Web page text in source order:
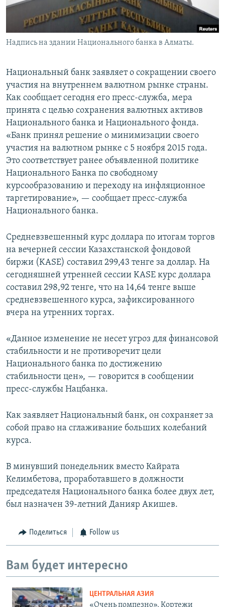
Надпись на здании Национального банка в Алматы.
Национальный банк заявляет о сокращении своего
участия на внутреннем валютном рынке страны.
Как сообщает сегодня его пресс-служба, мера
принята с целью сохранения валютных активов
Национального банка и Национального фонда.
«Банк принял решение о минимизации своего
участия на валютном рынке с 5 ноября 2015 года.
Это соответствует ранее объявленной политике
Национального Банка по свободному
курсообразованию и переходу на инфляционное
таргетирование», — сообщает пресс-служба
Национального банка.
Средневзвешенный курс доллара по итогам торгов
на вечерней сессии Казахстанской фондовой
биржи (KASE) составил 299,43 тенге за доллар. На
сегодняшней утренней сессии KASE курс доллара
составил 298,92 тенге, что на 14,64 тенге выше
средневзвешенного курса, зафиксированного
вчера на утренних торгах.
«Данное изменение не несет угроз для финансовой
стабильности и не противоречит цели
Национального банка по достижению
стабильности цен», — говорится в сообщении
пресс-службы Нацбанка.
Как заявляет Национальный банк, он сохраняет за
собой право на сглаживание больших колебаний
курса.
В минувший понедельник вместо Кайрата
Келимбетова, проработавшего в должности
председателя Национального банка более двух лет,
был назначен 39-летний Данияр Акишев.
Поделиться Follow us
Вам будет интересно
ЦЕНТРАЛЬНАЯ АЗИЯ
«Очень помпезно». Кортежи